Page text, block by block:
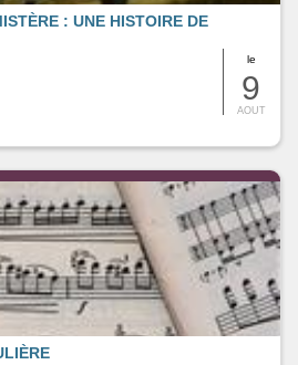
le
9
AOUT
: UNE HISTOIRE DE